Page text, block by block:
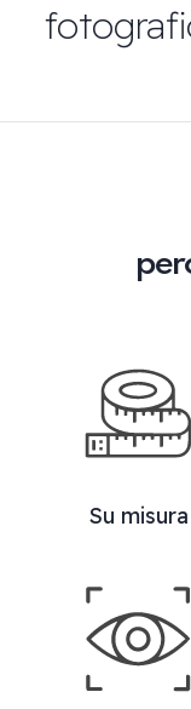
Su misura